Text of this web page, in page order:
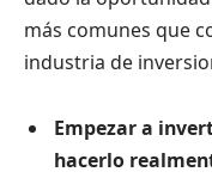
más comunes que
industria de
Empezar a
hacerlo